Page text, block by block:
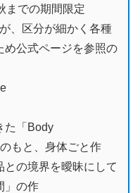
までの期間限定
、区分が細かく各種
め公式ページを参照の
た「Body
もと、身体ごと作
の境界を曖昧にして
」の作